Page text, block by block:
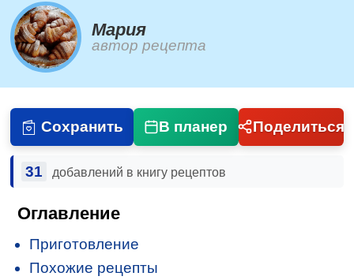
Мария
автор рецепта
Сохранить В планер Поделиться
31 добавлений в книгу рецептов
Оглавление
Приготовление
Похожие рецепты